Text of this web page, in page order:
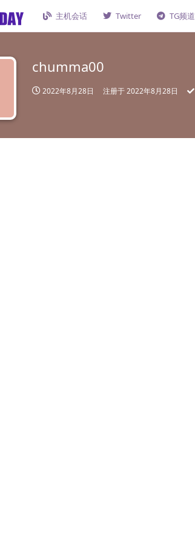
主机会话 Twitter TG频道
chumma00
2022年8月28日 注册于2022年8月28日